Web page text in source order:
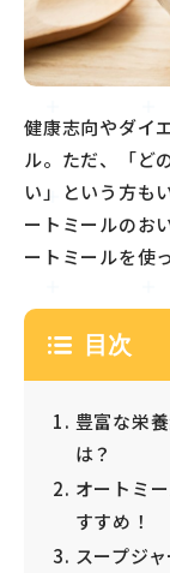
健康志向やダイ
ル。ただ、「ど
い」という方も
ートミールのお
ートミールを使
目次
豊富な栄
は？
オートミ
すすめ！
スープジ